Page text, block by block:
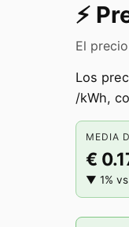
⚡️
El
Los
/kWh,
MEDIA
€
▼ 1%